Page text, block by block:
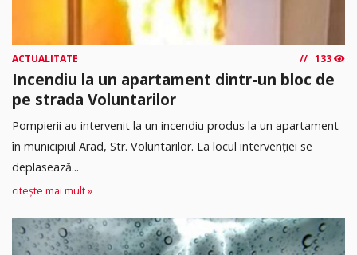
ACTUALITATE 133
Incendiu la un apartament dintr-un bloc de
pe strada Voluntarilor
Pompierii au intervenit la un incendiu produs la un apartament
în municipiul Arad, Str. Voluntarilor. La locul intervenției se
deplasează...
citește mai mult »